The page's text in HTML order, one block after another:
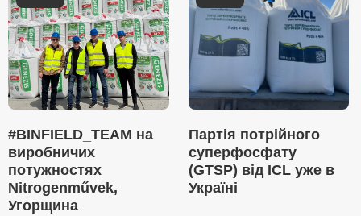
#BINFIELD_TEAM на
виробничих
потужностях
Nitrogenművek,
Угорщина
Партія потрійного
суперфосфату
(GTSP) від ICL уже в
Україні